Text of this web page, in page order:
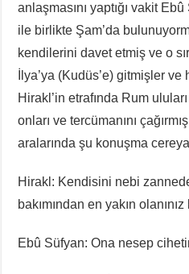
anlaşmasını yaptığı vakit
ile birlikte Şam’da
kendilerini davet etmiş ve o
İlya’ya (Kudüs’e) gitmişler ve
Hirakl’in etrafında Rum
onları ve tercümanını
aralarında şu konuşma
Hirakl: Kendisini nebi
bakımından en yakın
Ebû Süfyan: Ona nesep